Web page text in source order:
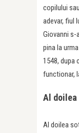
copilului
adevar, fiul
Giovanni s-
pina la
1548, dupa
functionar,
Al doilea
Al doilea